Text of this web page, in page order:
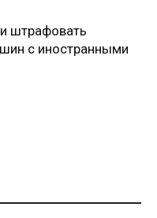
штрафовать
с иностранными